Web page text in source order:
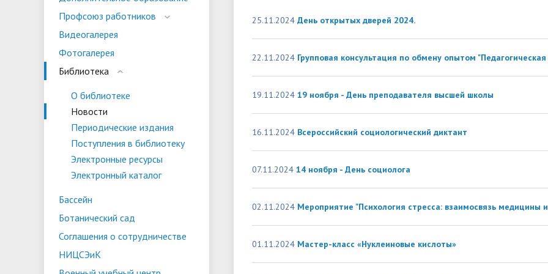
Военный учебный центр
Тестирование иностранных граждан
истории России и основам
законодательства Российской
Федерации
Особая квота Отдельная квота Подготовительные курсы
Объединенный совет обучающихся Заселение в общежитие
Национальные проекты Российской
Федерации
Профсоюз работников
Видеогалерея
Фотогалерея
Библиотека
О библиотеке
Новости
Периодические издания
Поступления в библиотеку
Электронные ресурсы
Электронный каталог
Бассейн
Ботанический сад
Соглашения о сотрудничестве
НИЦСЭиК
25.11.2024 День открытых дверей 2024.
22.11.2024 Групповая консультация по обмену опытом
19.11.2024 19 ноября - День преподавателя высшей школы
16.11.2024 Всероссийский социологический диктант
07.11.2024 14 ноября - День социолога
02.11.2024 Мероприятие "Психология стресса: взаимосвязь медицины
01.11.2024 Мастер-класс «Нуклеиновые кислоты»